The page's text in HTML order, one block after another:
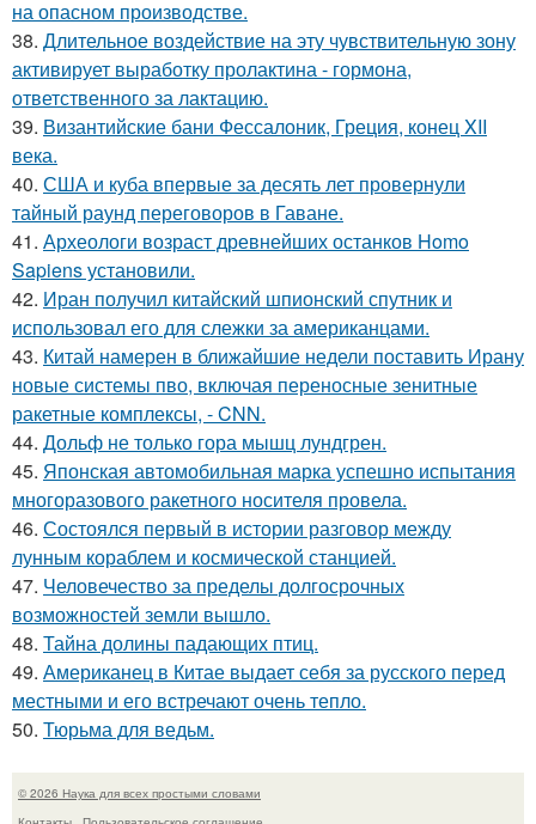
на опасном производстве.
38. Длительное воздействие на эту чувствительную зону
активирует выработку пролактина - гормона,
ответственного за лактацию.
39. Византийские бани Фессалоник, Греция, конец XII
века.
40. США и куба впервые за десять лет провернули
тайный раунд переговоров в Гаване.
41. Археологи возраст древнейших останков Homo
Sapiens установили.
42. Иран получил китайский шпионский спутник и
использовал его для слежки за американцами.
43. Китай намерен в ближайшие недели поставить Ирану
новые системы пво, включая переносные зенитные
ракетные комплексы, - CNN.
44. Дольф не только гора мышц лундгрен.
45. Японская автомобильная марка успешно испытания
многоразового ракетного носителя провела.
46. Состоялся первый в истории разговор между
лунным кораблем и космической станцией.
47. Человечество за пределы долгосрочных
возможностей земли вышло.
48. Тайна долины падающих птиц.
49. Американец в Китае выдает себя за русского перед
местными и его встречают очень тепло.
50. Тюрьма для ведьм.
© 2026 Наука для всех простыми словами